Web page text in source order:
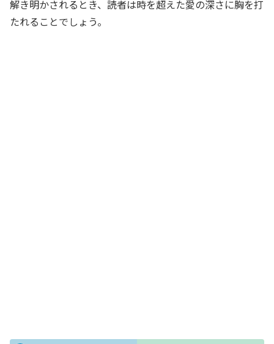
解き明かされるとき、読者は時を超えた愛の深さに胸を打
たれることでしょう。